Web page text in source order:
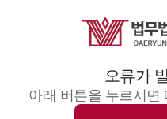
오류가
아래 버튼을 누르시면